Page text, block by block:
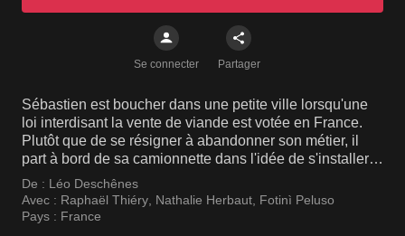
Se connecter Partager
Sébastien est boucher dans une petite ville lorsqu'une
loi interdisant la vente de viande est votée en France.
Plutôt que de se résigner à abandonner son métier, il
part à bord de sa camionnette dans l'idée de s'installer
en Italie. Mais les obstacles et les rencontres sur sa
route vont bousculer ses plans…
De : Léo Deschênes
Avec : Raphaël Thiéry Nathalie Herbaut Fotinì Peluso
Pays : France